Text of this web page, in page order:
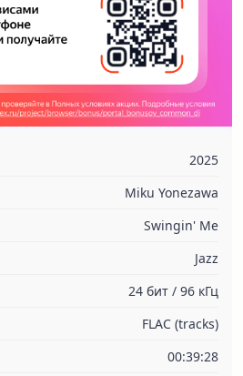
2025
Miku Yonezawa
Swingin' Me
Jazz
24 бит / 96 кГц
FLAC (tracks)
00:39:28